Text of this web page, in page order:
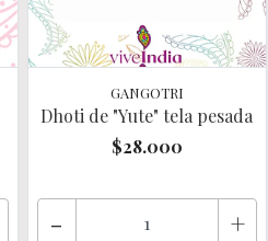
GANGOTRI
Dhoti de "Yute" tela pesada
$28.000
- +